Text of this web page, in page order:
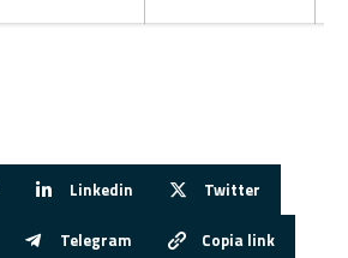
Linkedin Twitter
Telegram Copia link